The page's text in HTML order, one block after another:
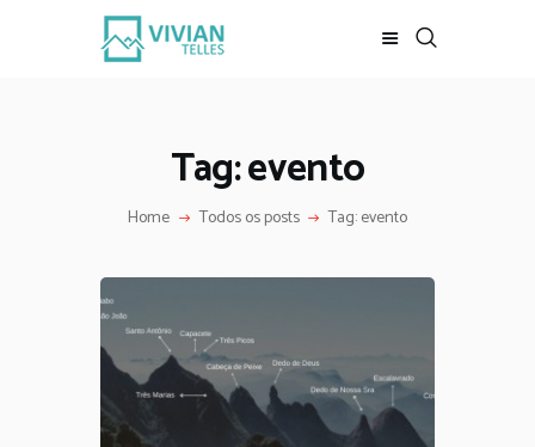
Tag: evento
Home Todos os posts Tag: evento
INÍCIO
REVISTA
MEUS VÍDEOS
BAIXE DE GRAÇA
CONTATO
MKT DIGITAL
SOBRE MIM